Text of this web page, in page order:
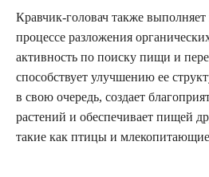
Кравчик-головач также
процессе разложения
активность по поиску пищи и
способствует улучшению ее
в свою очередь, создает
растений и обеспечивает пищей
такие как птицы и